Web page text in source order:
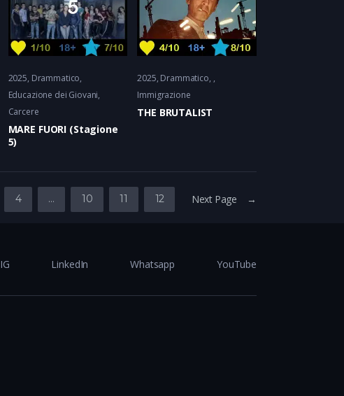
2025 Drammatico
Educazione dei Giovani
Carcere
MARE FUORI (Stagione
5)
2025 Drammatico
Immigrazione
THE BRUTALIST
4 … 10 11 12 Next Page →
IG LinkedIn Whatsapp YouTube